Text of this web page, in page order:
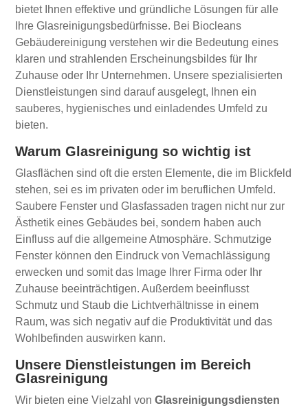
bietet Ihnen effektive und gründliche Lösungen für alle
Ihre Glasreinigungsbedürfnisse. Bei Biocleans
Gebäudereinigung verstehen wir die Bedeutung eines
klaren und strahlenden Erscheinungsbildes für Ihr
Zuhause oder Ihr Unternehmen. Unsere spezialisierten
Dienstleistungen sind darauf ausgelegt, Ihnen ein
sauberes, hygienisches und einladendes Umfeld zu
bieten.
Warum Glasreinigung so wichtig ist
Glasflächen sind oft die ersten Elemente, die im Blickfeld
stehen, sei es im privaten oder im beruflichen Umfeld.
Saubere Fenster und Glasfassaden tragen nicht nur zur
Ästhetik eines Gebäudes bei, sondern haben auch
Einfluss auf die allgemeine Atmosphäre. Schmutzige
Fenster können den Eindruck von Vernachlässigung
erwecken und somit das Image Ihrer Firma oder Ihr
Zuhause beeinträchtigen. Außerdem beeinflusst
Schmutz und Staub die Lichtverhältnisse in einem
Raum, was sich negativ auf die Produktivität und das
Wohlbefinden auswirken kann.
Unsere Dienstleistungen im Bereich
Glasreinigung
Wir bieten eine Vielzahl vonGlasreinigungsdiensten